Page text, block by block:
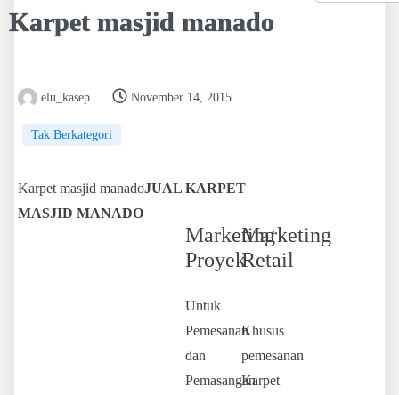
Karpet masjid manado
elu_kasep November 14, 2015
Tak Berkategori
Karpet masjid manadoJUAL KARPET
MASJID MANADO
Marketing
Retail
Khusus
pemesanan
Karpet
Marketing
Proyek
Untuk
Pemesanan
dan
Pemasangan